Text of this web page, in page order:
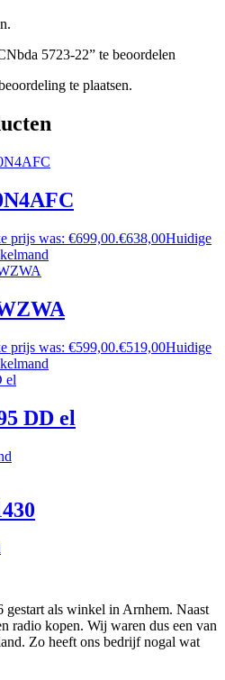
5723-22” te beoordelen
te plaatsen.
prijs was: €699,00.€638,00Huidige
prijs was: €599,00.€519,00Huidige
DD el
als winkel in Arnhem. Naast
radio kopen. Wij waren dus een van
Zo heeft ons bedrijf nogal wat